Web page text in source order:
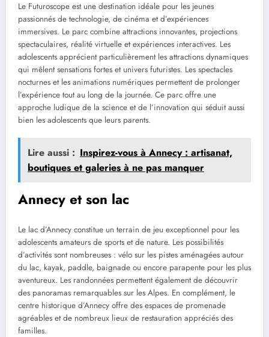
Le Futuroscope est une destination idéale pour les jeunes
passionnés de technologie, de cinéma et d’expériences
immersives. Le parc combine attractions innovantes, projections
spectaculaires, réalité virtuelle et expériences interactives. Les
adolescents apprécient particulièrement les attractions dynamiques
qui mêlent sensations fortes et univers futuristes. Les spectacles
nocturnes et les animations numériques permettent de prolonger
l’expérience tout au long de la journée. Ce parc offre une
approche ludique de la science et de l’innovation qui séduit aussi
bien les adolescents que leurs parents.
Lire aussi : Inspirez-vous à Annecy : artisanat,
boutiques et galeries à ne pas manquer
Annecy et son lac
Le lac d’Annecy constitue un terrain de jeu exceptionnel pour les
adolescents amateurs de sports et de nature. Les possibilités
d’activités sont nombreuses : vélo sur les pistes aménagées autour
du lac, kayak, paddle, baignade ou encore parapente pour les plus
aventureux. Les randonnées permettent également de découvrir
des panoramas remarquables sur les Alpes. En complément, le
centre historique d’Annecy offre des espaces de promenade
agréables et de nombreux lieux de restauration appréciés des
familles.